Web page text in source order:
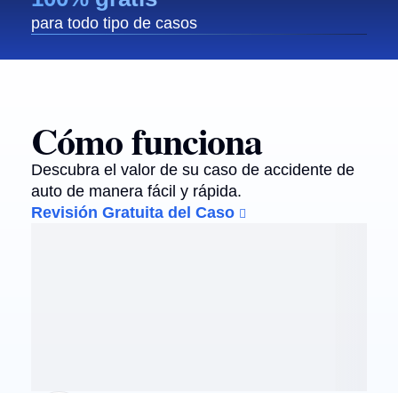
para todo tipo de casos
Cómo funciona
Descubra el valor de su caso de accidente de
auto de manera fácil y rápida.
Revisión Gratuita del Caso